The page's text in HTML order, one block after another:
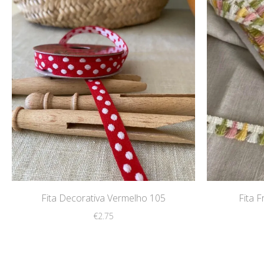
Fita Decorativa Vermelho 105
€2.75
Fita